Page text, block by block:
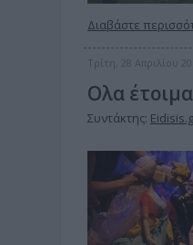
Διαβάστε
Τρίτη, 28 Απριλίου
Ολα
Συντάκτης: